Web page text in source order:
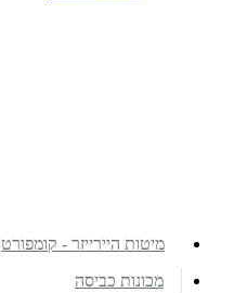
מיטות היירייזר - קומפורט
מכונות כביסה